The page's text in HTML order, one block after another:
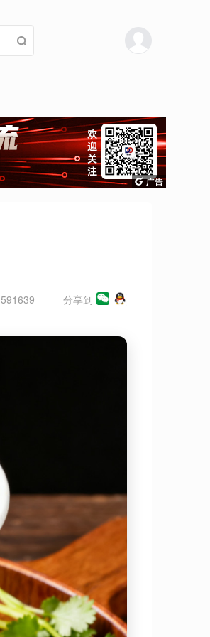
591639 分享到